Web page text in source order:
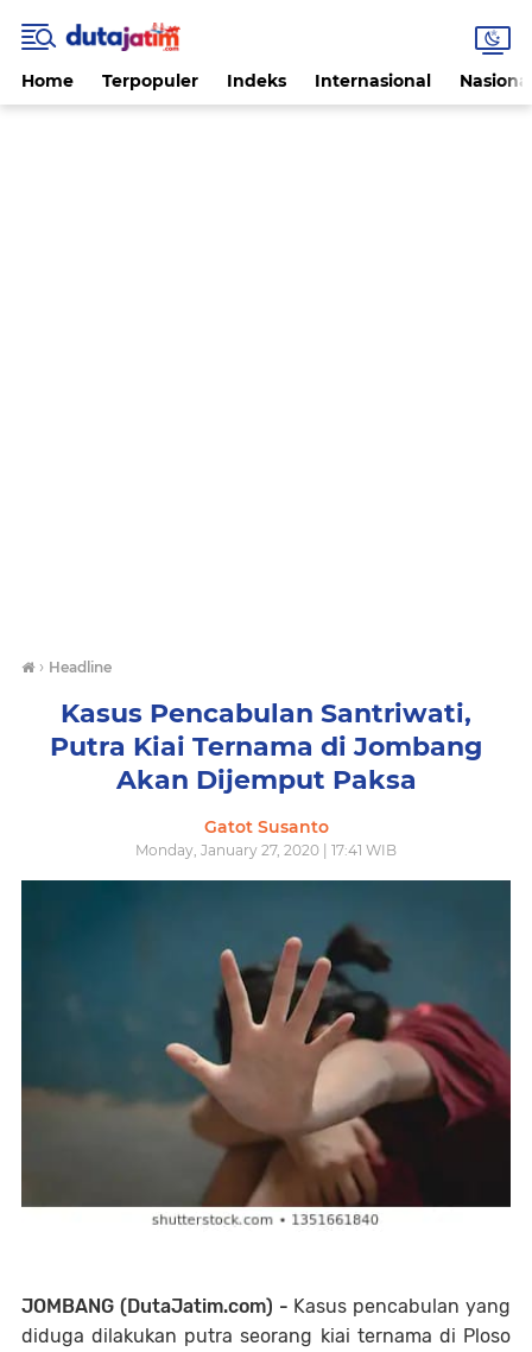
Home Terpopuler Indeks Internasional
› Headline
Kasus Pencabulan Santriwati,
Putra Kiai Ternama di Jombang
Akan Dijemput Paksa
Gatot Susanto
Monday, January 27, 2020 | 17:41 WIB
JOMBANG (DutaJatim.com) - Kasus pencabulan yang
diduga dilakukan putra seorang kiai ternama di Ploso